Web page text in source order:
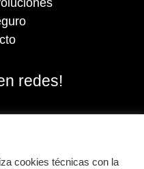
en casa
en Iberian
redes!
cookies técnicas con la